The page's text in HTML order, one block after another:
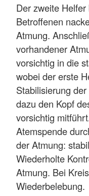
Der zweite
Betroffenen
Atmung.
vorhandener
vorsichtig in die
wobei der erste
Stabilisierung
dazu den Kopf
vorsichtig
Atemspende
der Atmung:
Wiederholte
Atmung. Bei
Wiederbelebung.